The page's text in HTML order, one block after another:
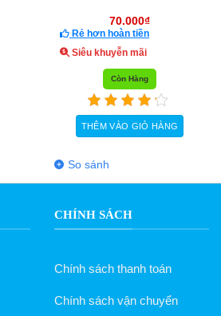
70.000₫
Rẻ hơn hoàn tiền
Siêu khuyễn mãi
Còn Hàng
THÊM VÀO GIỎ HÀNG
So sánh
CHÍNH SÁCH
Chính sách thanh toán
Chính sách vận chuyển